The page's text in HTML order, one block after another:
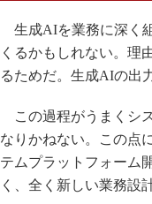
生成AIを業務に深く
くるかもしれない。理
るためだ。生成AIの出
この過程がうまくシ
なりかねない。この点
テムプラットフォーム
く、全く新しい業務設